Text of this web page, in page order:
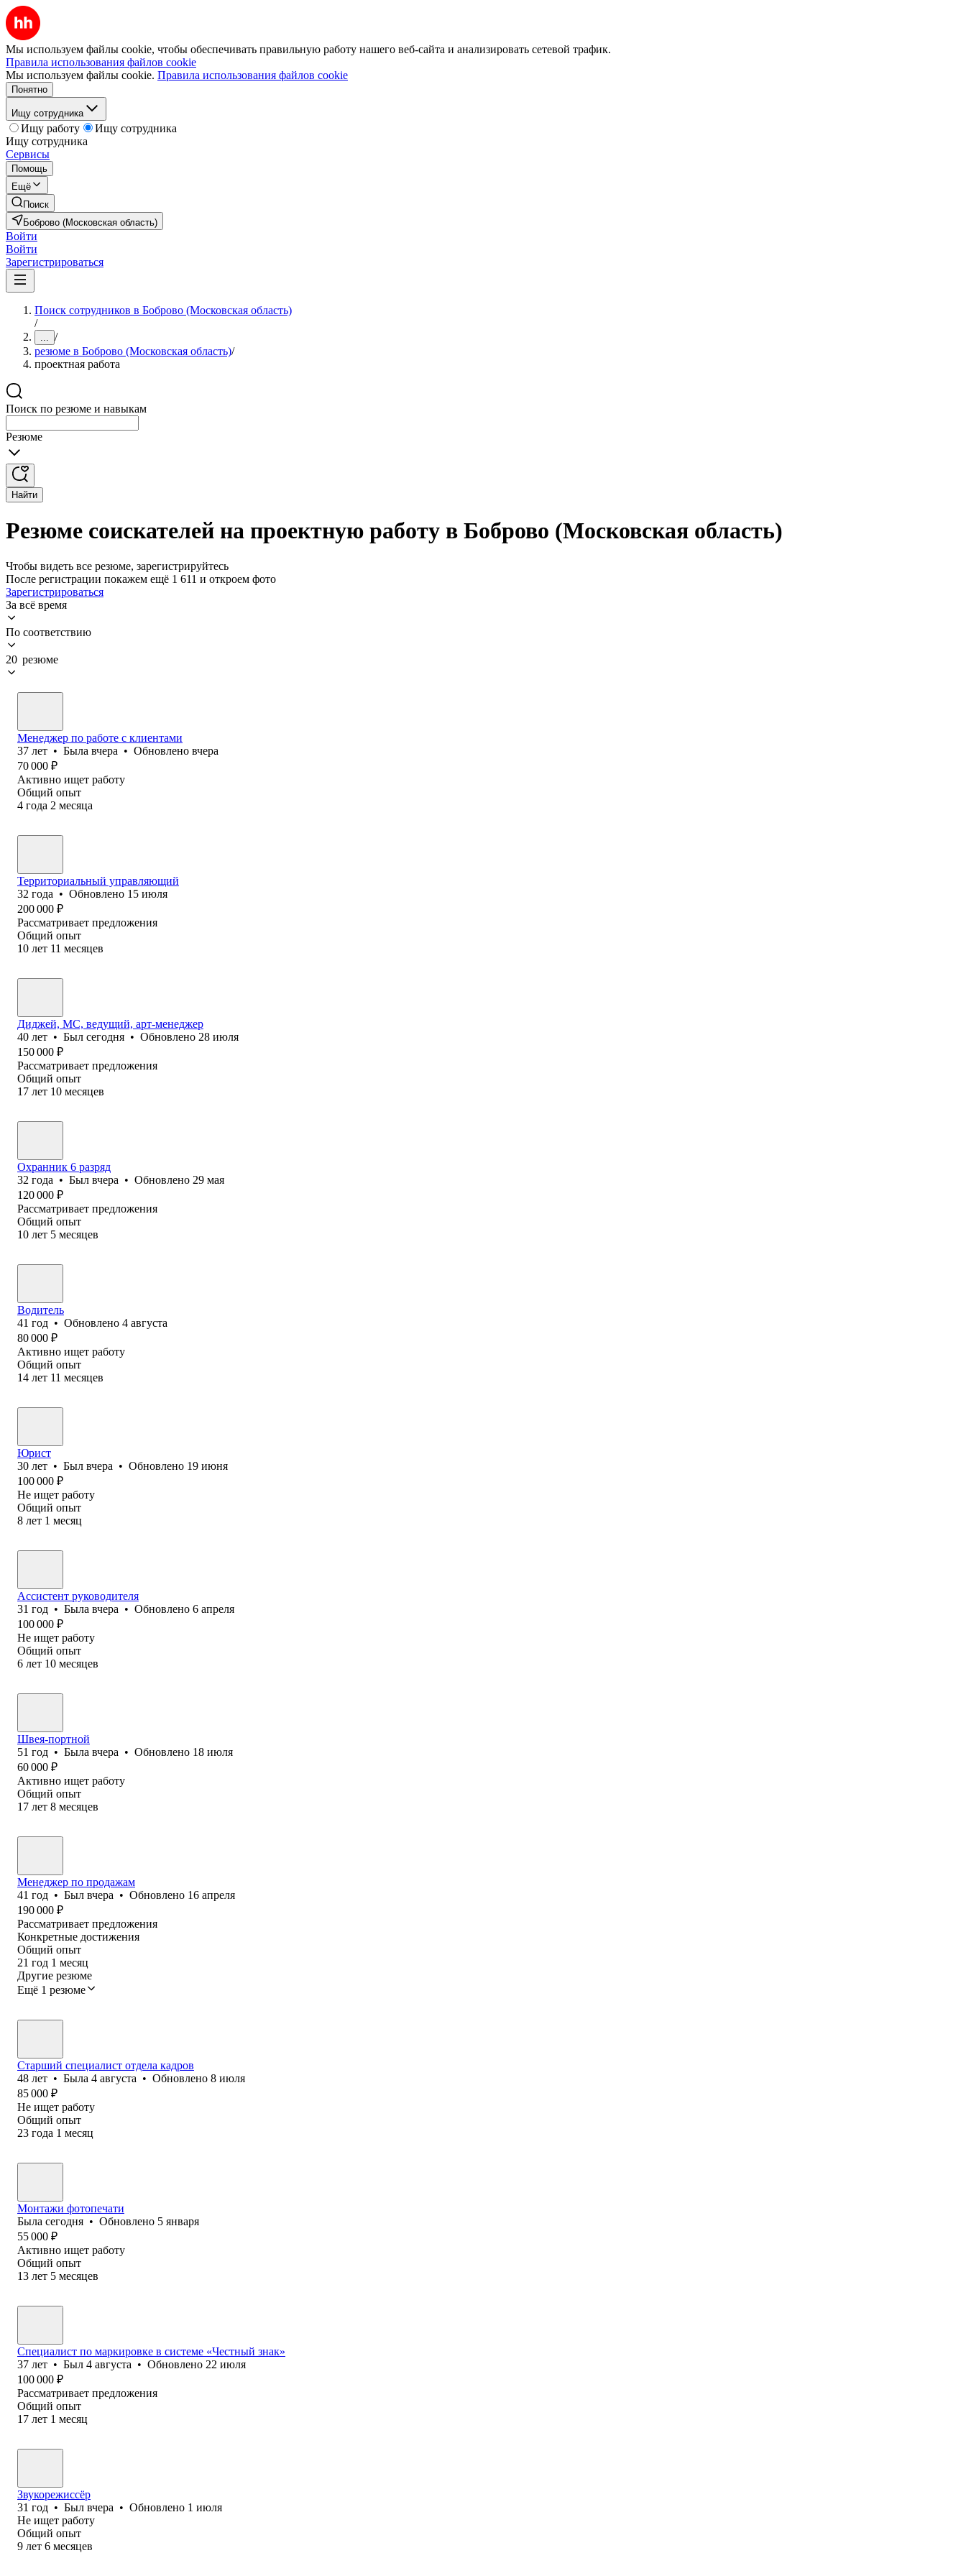
Мы используем файлы cookie, чтобы обеспечивать правильную работу нашего веб-сайта и анализировать сетевой трафик.
Правила использования файлов cookie
Мы используем файлы cookie. Правила использования файлов cookie
Понятно
Ищу сотрудника
Ищу работу
Ищу сотрудника
Ищу сотрудника
Сервисы
Помощь
Ещё
Поиск
Боброво (Московская область)
Войти
Войти
Зарегистрироваться
Поиск сотрудников в Боброво (Московская область)
/
... /
резюме в Боброво (Московская область)/
проектная работа
Поиск по резюме и навыкам
Резюме
Найти
Резюме соискателей на проектную работу в Боброво (Московская область)
Чтобы видеть все резюме, зарегистрируйтесь
После регистрации покажем ещё 1 611 и откроем фото
Зарегистрироваться
За всё время
По соответствию
20 резюме
Менеджер по работе с клиентами
37 лет • Была вчера • Обновлено вчера
70 000 ₽
Активно ищет работу
Общий опыт
4 года 2 месяца
Территориальный управляющий
32 года • Обновлено 15 июля
200 000 ₽
Рассматривает предложения
Общий опыт
10 лет 11 месяцев
Диджей, MC, ведущий, арт-менеджер
40 лет • Был сегодня • Обновлено 28 июля
150 000 ₽
Рассматривает предложения
Общий опыт
17 лет 10 месяцев
Охранник 6 разряд
32 года • Был вчера • Обновлено 29 мая
120 000 ₽
Рассматривает предложения
Общий опыт
10 лет 5 месяцев
Водитель
41 год • Обновлено 4 августа
80 000 ₽
Активно ищет работу
Общий опыт
14 лет 11 месяцев
Юрист
30 лет • Был вчера • Обновлено 19 июня
100 000 ₽
Не ищет работу
Общий опыт
8 лет 1 месяц
Ассистент руководителя
31 год • Была вчера • Обновлено 6 апреля
100 000 ₽
Не ищет работу
Общий опыт
6 лет 10 месяцев
Швея-портной
51 год • Была вчера • Обновлено 18 июля
60 000 ₽
Активно ищет работу
Общий опыт
17 лет 8 месяцев
Менеджер по продажам
41 год • Был вчера • Обновлено 16 апреля
190 000 ₽
Рассматривает предложения
Конкретные достижения
Общий опыт
21 год 1 месяц
Другие резюме
Ещё 1 резюме
Старший специалист отдела кадров
48 лет • Была 4 августа • Обновлено 8 июля
85 000 ₽
Не ищет работу
Общий опыт
23 года 1 месяц
Монтажи фотопечати
Была сегодня • Обновлено 5 января
55 000 ₽
Активно ищет работу
Общий опыт
13 лет 5 месяцев
Специалист по маркировке в системе «Честный знак»
37 лет • Был 4 августа • Обновлено 22 июля
100 000 ₽
Рассматривает предложения
Общий опыт
17 лет 1 месяц
Звукорежиссёр
31 год • Был вчера • Обновлено 1 июля
Не ищет работу
Общий опыт
9 лет 6 месяцев